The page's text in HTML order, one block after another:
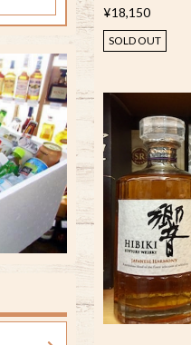
¥18,150
SOLD OUT